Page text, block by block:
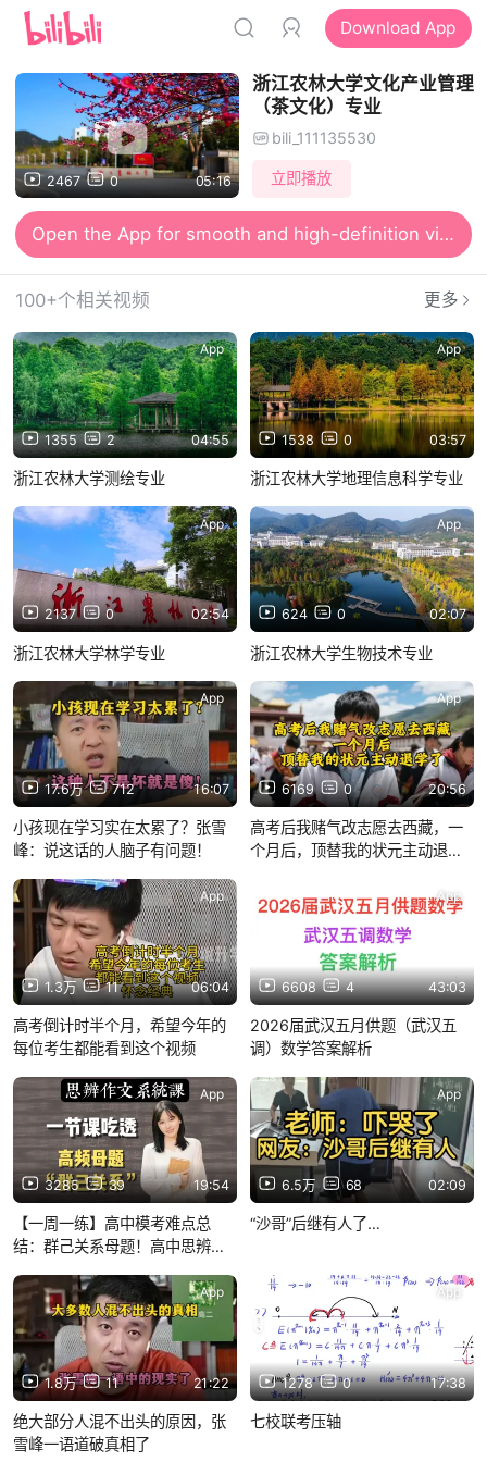
Download App
2467 0 05:16
浙江农林大学文化产业管理
（茶文化）专业
bili_111135530
立即播放
Open the App for smooth and high-definition viewing
100+个相关视频 更多
1355 2 04:55
App
浙江农林大学测绘专业
1538 0 03:57
App
浙江农林大学地理信息科学专业
2137 0 02:54
App
浙江农林大学林学专业
624 0 02:07
App
浙江农林大学生物技术专业
17.6万 712 16:07
App
小孩现在学习实在太累了？张雪
峰：说这话的人脑子有问题！
6169 0 20:56
App
高考后我赌气改志愿去西藏，一
个月后，顶替我的状元主动退学
1.3万 11 06:04
App
高考倒计时半个月，希望今年的
每位考生都能看到这个视频
6608 4 43:03
App
2026届武汉五月供题（武汉五
调）数学答案解析
3285 39 19:54
App
【一周一练】高中模考难点总
结：群己关系母题！高中思辨作
联考
6.5万 68 02:09
App
“沙哥”后继有人了…
1.8万 11 21:22
App
绝大部分人混不出头的原因，张
雪峰一语道破真相了
1278 0 17:38
App
七校联考压轴